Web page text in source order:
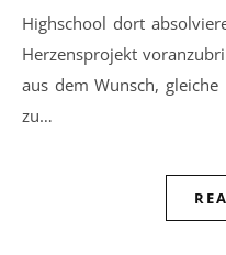
Highschool dort
Herzensprojekt
aus dem Wunsch,
zu…